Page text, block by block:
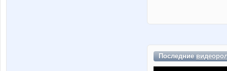
Последние